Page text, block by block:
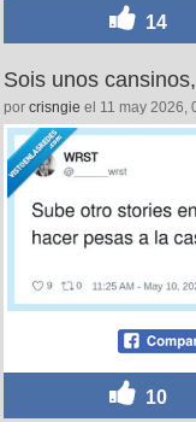
14
Sois unos
por crisngie el 11 may 2026,
10